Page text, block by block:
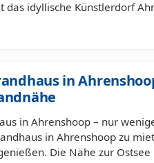
das idyllische Künstlerdorf
in
in Ahrenshoop – nur
in Ahrenshoop zu
Die Nähe zur